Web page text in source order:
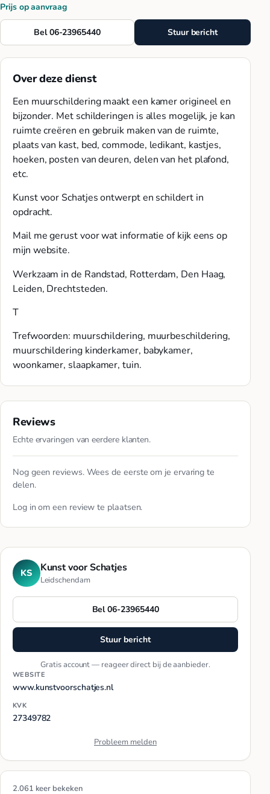
Prijs op aanvraag
Bel 06-23965440 Stuur bericht
Over deze dienst
Een muurschildering maakt een kamer origineel en
bijzonder. Met schilderingen is alles mogelijk, je kan
ruimte creëren en gebruik maken van de ruimte,
plaats van kast, bed, commode, ledikant, kastjes,
hoeken, posten van deuren, delen van het plafond,
etc.
Kunst voor Schatjes ontwerpt en schildert in
opdracht.
Mail me gerust voor wat informatie of kijk eens op
mijn website.
Werkzaam in de Randstad, Rotterdam, Den Haag,
Leiden, Drechtsteden.
T
Trefwoorden: muurschildering, muurbeschildering,
muurschildering kinderkamer, babykamer,
woonkamer, slaapkamer, tuin.
Reviews
Echte ervaringen van eerdere klanten.
Nog geen reviews. Wees de eerste om je ervaring te
delen.
Log in om een review te plaatsen.
KS Kunst voor Schatjes
Leidschendam
Bel 06-23965440
Stuur bericht
Gratis account — reageer direct bij de aanbieder.
WEBSITE
www.kunstvoorschatjes.nl
KVK
27349782
Probleem melden
2.061 keer bekeken